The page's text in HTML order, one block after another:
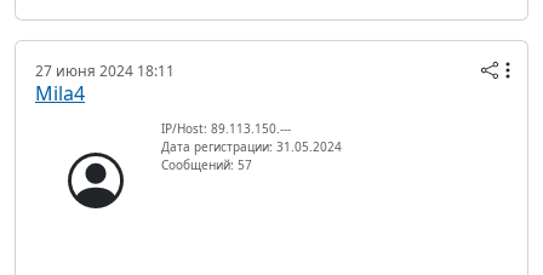
27 июня 2024 18:11
Mila4
IP/Host: 89.113.150.---
Дата регистрации: 31.05.2024
Сообщений: 57